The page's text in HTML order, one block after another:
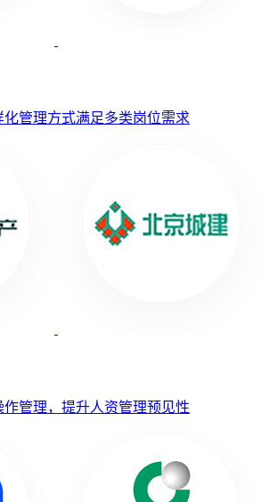
管理方式满足多类岗位需求
管理，提升人资管理预见性